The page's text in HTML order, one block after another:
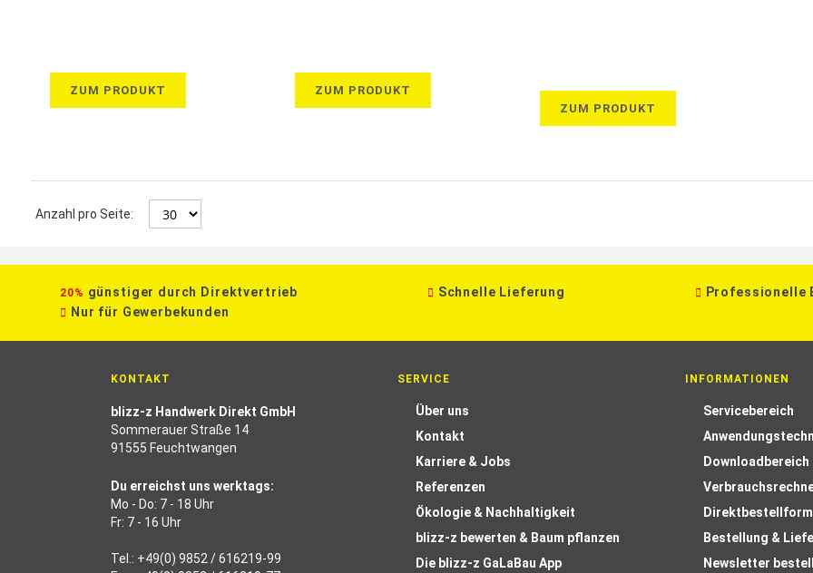
ZUM PRODUKT ZUM PRODUKT
ZUM PRODUKT
Anzahl pro Seite:
20% günstiger durch Direktvertrieb Schnelle Lieferung Professionelle
Nur für Gewerbekunden
KONTAKT
blizz-z Handwerk Direkt GmbH
Sommerauer Straße 14
91555 Feuchtwangen
Du erreichst uns werktags:
Mo - Do: 7 - 18 Uhr
Fr: 7 - 16 Uhr
Tel.: +49(0) 9852 / 616219-99
SERVICE
Über uns
Kontakt
Karriere & Jobs
Referenzen
Ökologie & Nachhaltigkeit
blizz-z bewerten & Baum pflanzen
Die blizz-z GaLaBau App
INFORMATIONEN
Servicebereich
Downloadbereich
Bestellung &
Newsletter